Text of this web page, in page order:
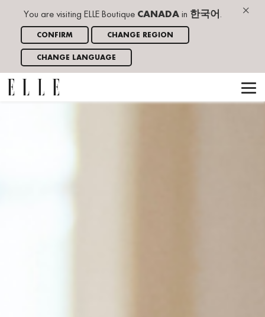
×
You are visiting ELLE Boutique CANADA in 한국어 .
CONFIRM CHANGE REGION
CHANGE LANGUAGE